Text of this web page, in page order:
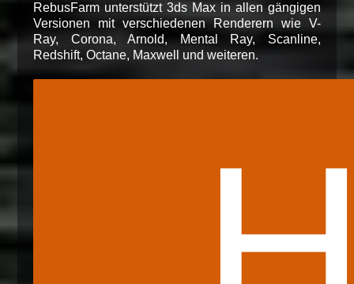
RebusFarm unterstützt 3ds Max in allen gängigen
Versionen mit verschiedenen Renderern wie V-
Ray, Corona, Arnold, Mental Ray, Scanline,
Redshift, Octane, Maxwell und weiteren.